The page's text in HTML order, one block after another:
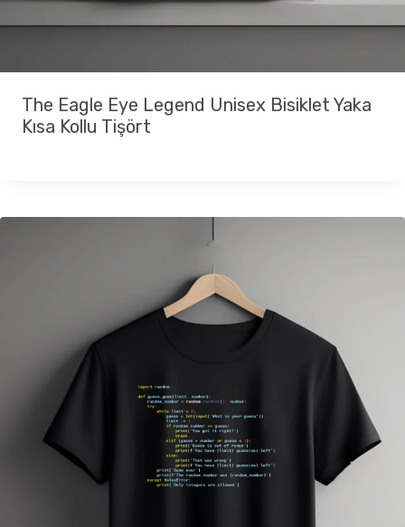
The Eagle Eye Legend Unisex Bisiklet Yaka
Kısa Kollu Tişört